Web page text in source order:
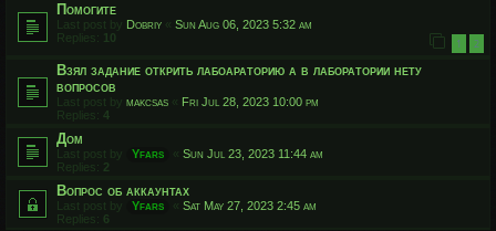
Помогите
Last post by Dobriy « Sun Aug 06, 2023 5:32 am
Replies:
10 1 2
Взял задание открить лабоараторию а в лаборатории нету
вопросов
Last post by makcsas « Fri Jul 28, 2023 10:00 pm
Replies: 4
Дом
Last post by Yfars « Sun Jul 23, 2023 11:44 am
Replies: 2
Вопрос об аккаунтах
Last post by Yfars « Sat May 27, 2023 2:45 am
Replies: 6